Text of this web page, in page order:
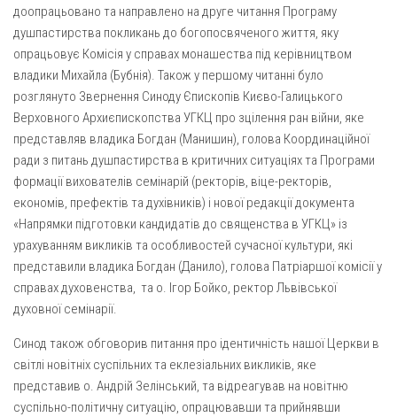
Монастир Успення Пресвятої Богородиці Сестер Чину
Святого Василія Великого
Комісії
Катехитична комісія
Комісія у справах молоді
Комісія у справах родини
Комісія з питань душпастирства охорони здоров’я
Спільноти
Квіти Слобожанщини
Харківщина
Полтавщина
Сумщина
Оголошення
Трансляції
доопрацьовано та направлено на друге читання Програму
душпастирства покликань до богопосвяченого життя, яку
опрацьовує Комісія у справах монашества під керівництвом
владики Михайла (Бубнія). Також у першому читанні було
розглянуто Звернення Синоду Єпископів Києво-Галицького
Верховного Архиєпископства УГКЦ про зцілення ран війни, яке
представляв владика Богдан (Манишин), голова Координаційної
ради з питань душпастирства в критичних ситуаціях та Програми
формації вихователів семінарій (ректорів, віце-ректорів,
економів, префектів та духівників) і нової редакції документа
«Напрямки підготовки кандидатів до священства в УГКЦ» із
урахуванням викликів та особливостей сучасної культури, які
представили владика Богдан (Данило), голова Патріаршої комісії у
справах духовенства, та о. Ігор Бойко, ректор Львівської
духовної семінарії.
Синод також обговорив питання про ідентичність нашої Церкви в
світлі новітніх суспільних та еклезіальних викликів, яке
представив о. Андрій Зелінський, та відреагував на новітню
суспільно-політичну ситуацію, опрацювавши та прийнявши